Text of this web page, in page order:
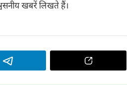
खबरें लिखते हैं।